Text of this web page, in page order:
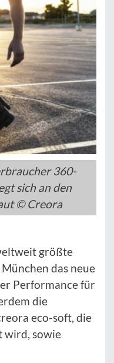
360-
sich an den
© Creora
größte
das neue
Performance für
die
eco-soft, die
wird, sowie